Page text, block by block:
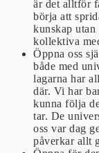
är det alltför
börja att
kunskap
kollektiva
Öppna oss
både med
lagarna har
där. Vi har
kunna följa
tar. De
oss var dag
påverkar allt